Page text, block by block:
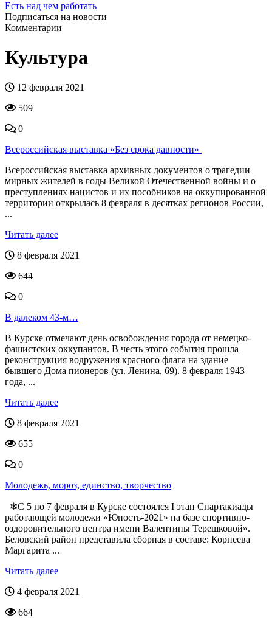
Есть над чем работать
Подписаться на новости
Комментарии
Культура
12 февраля 2021
509
0
Всероссийская выставка «Без срока давности»
Всероссийская выставка архивных документов о трагедии
мирных жителей в годы Великой Отечественной войны и о
преступлениях нацистов и их пособников на оккупированной
территории открылась 8 февраля в десятках регионов России,
...
Читать далее
8 февраля 2021
644
0
В далеком 43-м…
В Курске отмечают день освобождения города от немецко-
фашистских оккупантов. В честь этого события прошла
реконструкция водружения красного флага на здание
бывшего Дома пионеров (ул. Ленина, 69). 8 февраля 1943
года, ...
Читать далее
8 февраля 2021
655
0
Молодежь, мороз, единство, творчество
❄С 5 по 7 февраля в Курске состоялся I этап Спартакиады
работающей молодежи «Юность-2021» на базе спортивно-
оздоровительного центра имени Валентины Терешковой».
Беловский район представила сборная в составе: Корнеева
Маргарита ...
Читать далее
4 февраля 2021
664